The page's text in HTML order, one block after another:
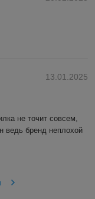
13.01.2025
не точит совсем,
ведь бренд неплохой